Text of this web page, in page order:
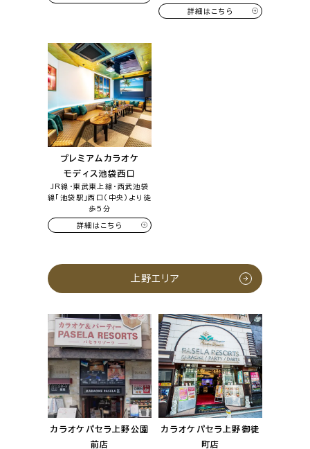
詳細はこちら
プレミアムカラオケ
モディス池袋西口
JR線・東武東上線・西武池袋
線「池袋駅」西口（中央）より徒
歩5分
詳細はこちら
上野エリア
カラオケパセラ上野公園
前店
カラオケパセラ上野御徒
町店